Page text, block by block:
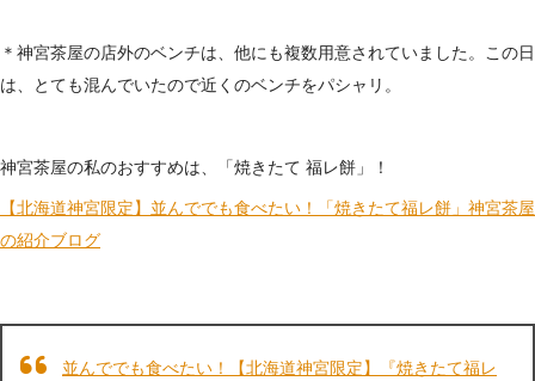
＊神宮茶屋の店外のベンチは、他にも複数用意されていました。この日
は、とても混んでいたので近くのベンチをパシャリ。
神宮茶屋の私のおすすめは、「焼きたて 福レ餅」！
【北海道神宮限定】並んででも食べたい！「焼きたて福レ餅」神宮茶屋
の紹介ブログ
並んででも食べたい！【北海道神宮限定】『焼きたて福レ